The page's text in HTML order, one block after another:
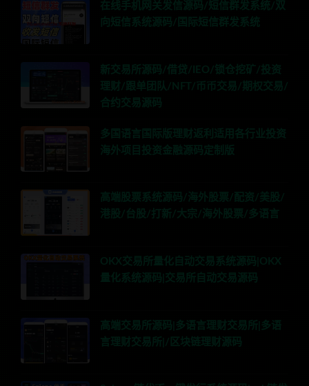
在线手机网关发信源码/短信群发系统/双
向短信系统源码/国际短信群发系统
新交易所源码/借贷/IEO/锁仓挖矿/投资
理财/跟单团队/NFT/币币交易/期权交易/
合约交易源码
多国语言国际版理财返利适用各行业投资
海外项目投资金融源码定制版
高端股票系统源码/海外股票/配资/美股/
港股/台股/打新/大宗/海外股票/多语言
OKX交易所量化自动交易系统源码|OKX
量化系统源码|交易所自动交易源码
高端交易所源码|多语言理财交易所|多语
言理财交易所|/区块链理财源码